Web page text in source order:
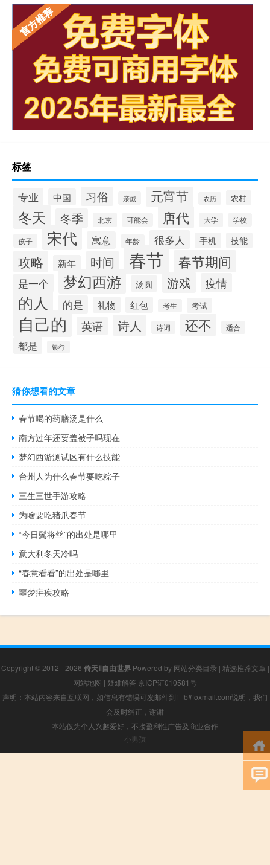
标签
专业 中国 习俗 亲戚 元宵节 农历 农村
冬天 冬季 北京 可能会 唐代 大学 学校
孩子 宋代 寓意 年龄 很多人 手机 技能
攻略 新年 时间 春节 春节期间
是一个 梦幻西游 汤圆 游戏 疫情
的人 的是 礼物 红包 考生 考试
自己的 英语 诗人 诗词 还不 适合
都是 银行
猜你想看的文章
春节喝的药膳汤是什么
南方过年还要盖被子吗现在
梦幻西游测试区有什么技能
台州人为什么春节要吃粽子
三生三世手游攻略
为啥要吃猪爪春节
“今日鬓将丝”的出处是哪里
意大利冬天冷吗
“春意看看”的出处是哪里
噩梦疟疾攻略
Copyright © 2012 - 2026 倚天Ⅱ自由世界Powered by 网站分类目录 | 精选推荐文章 |
网站地图 | 疑难解答 京ICP证010581号
声明：本站内容来自互联网，如信息有错误可发邮件到f_fb#foxmail.com说明，我们
会及时纠正，谢谢
本站仅为个人兴趣爱好，不接盈利性广告及商业合作
小男孩